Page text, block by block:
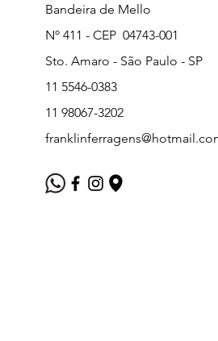
Bandeira de Mello
Nº 411 - CEP 04743-001
Sto. Amaro - São Paulo - SP
11 5546-0383
11 98067-3202